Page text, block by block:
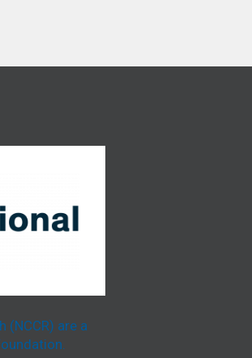
(NCCR) are a